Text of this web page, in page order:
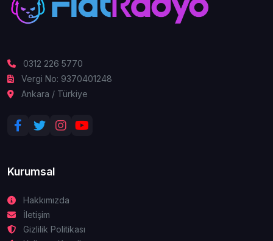
0312 226 5770
Vergi No: 9370401248
Ankara / Türkiye
Kurumsal
Hakkımızda
İletişim
Gizlilik Politikası